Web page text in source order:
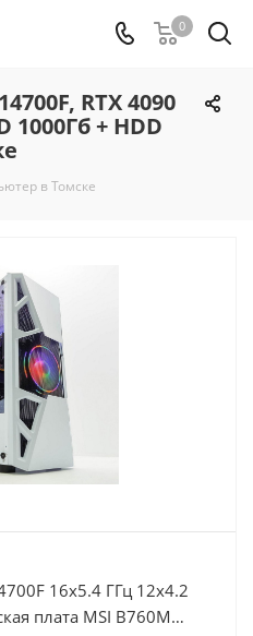
0
RTX 4090
1000Гб + HDD
в Томске
16x5.4 ГГц 12x4.2
плата MSI B760M